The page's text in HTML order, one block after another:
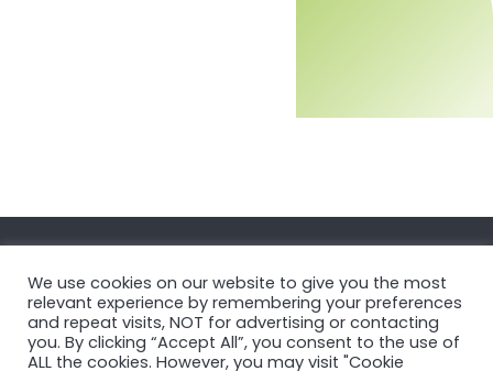
MORE ON ASI AND OUR WORK
We use cookies on our website to give you the most
relevant experience by remembering your preferences
and repeat visits, NOT for advertising or contacting
you. By clicking “Accept All”, you consent to the use of
ALL the cookies. However, you may visit "Cookie